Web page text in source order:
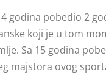
godina pobedio 2
koji je u tom
Sa 15 godina
majstora ovog